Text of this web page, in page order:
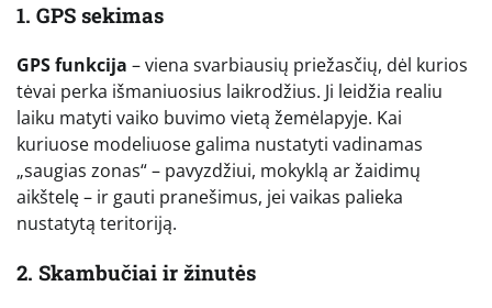
1. GPS sekimas
GPS funkcija – viena svarbiausių priežasčių, dėl kurios
tėvai perka išmaniuosius laikrodžius. Ji leidžia realiu
laiku matyti vaiko buvimo vietą žemėlapyje. Kai
kuriuose modeliuose galima nustatyti vadinamas
„saugias zonas“ – pavyzdžiui, mokyklą ar žaidimų
aikštelę – ir gauti pranešimus, jei vaikas palieka
nustatytą teritoriją.
2. Skambučiai ir žinutės